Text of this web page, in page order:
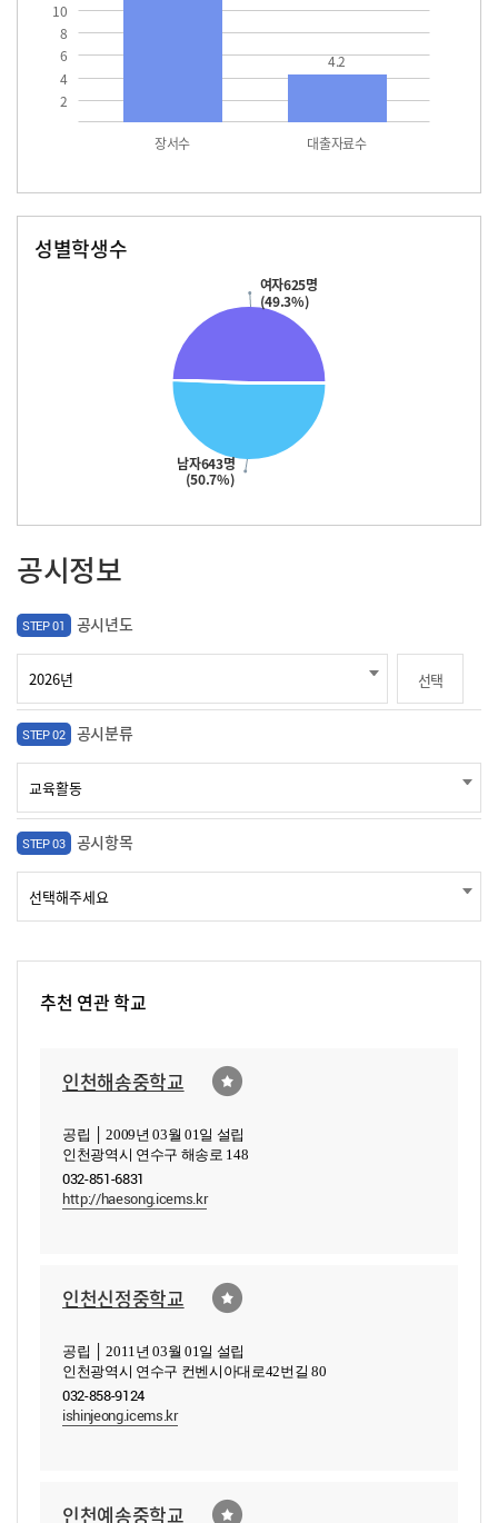
2
4
6
8
10
장서수 대출자료수
4.2
성별학생수
남자643명
(50.7%)
여자625명
(49.3%)
공시정보
STEP 01 공시년도
선택
STEP 02 공시분류
STEP 03 공시항목
추천 연관 학교
인천해송중학교
공립 │ 2009년 03월 01일 설립
인천광역시 연수구 해송로 148
032-851-6831
http://haesong.icems.kr
인천신정중학교
공립 │ 2011년 03월 01일 설립
인천광역시 연수구 컨벤시아대로42번길 80
032-858-9124
ishinjeong.icems.kr
인천예송중학교